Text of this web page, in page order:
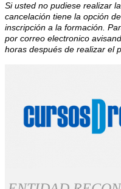
Si usted no pudiese realizar
cancelación tiene la opción
inscripción a la formación.
por correo electronico
horas después de realizar el